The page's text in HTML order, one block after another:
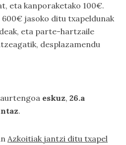
eta kanporaketako 100€.
jasoko ditu txapeldunak
eta parte-hartzaile
desplazamendu
eskuz, 26.a
.
Azkoitiak jantzi ditu txapel